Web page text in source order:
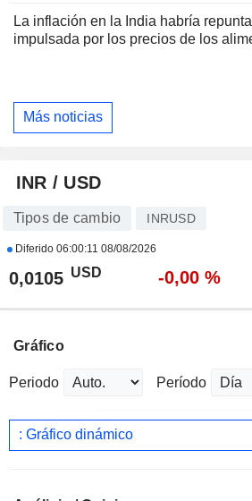
La inflación en la India habría
impulsada por los precios de los
Más noticias
INR / USD
Tipos de cambio INRUSD
Diferido 06:00:11 08/08/2026
0,0105 USD -0,00 %
Gráfico
Periodo Período
: Gráfico dinámico